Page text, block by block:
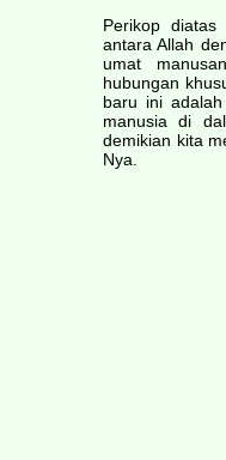
Perikop diatas
antara Allah
umat
hubungan
baru ini
manusia di
demikian kita
Nya.